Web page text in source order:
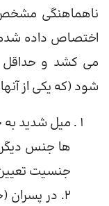
ناهماهنگی
می کشد و حداقل
شود (که یکی از
میل شدید به
ها جنس
جنسیت
2. در